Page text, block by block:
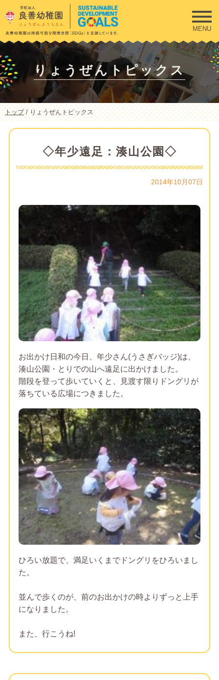
このページの本文へ
MENU
りょうぜんトピックス
現
在
の
トップ/りょうぜんトピックス
◇年少遠足：湊山公園◇
2014年10月07日
お出かけ日和の今日、年少さん(うさぎバッジ)は、
湊山公園・とりでの山へ遠足に出かけました。
階段を登って歩いていくと、見渡す限りドングリが
落ちている広場につきました。
ひろい放題で、満足いくまでドングリをひろいまし
た。
並んで歩くのが、前のお出かけの時よりずっと上手
になりました。
また、行こうね!